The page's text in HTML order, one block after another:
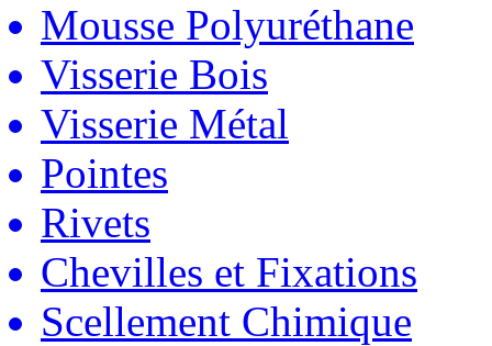
Mousse Polyuréthane
Visserie Bois
Visserie Métal
Pointes
Rivets
Chevilles et Fixations
Scellement Chimique